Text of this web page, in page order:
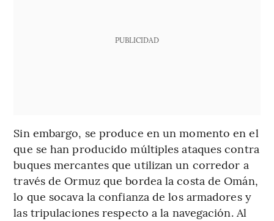
PUBLICIDAD
Sin embargo, se produce en un momento en el
que se han producido múltiples ataques contra
buques mercantes que utilizan un corredor a
través de Ormuz que bordea la costa de Omán,
lo que socava la confianza de los armadores y
las tripulaciones respecto a la navegación. Al